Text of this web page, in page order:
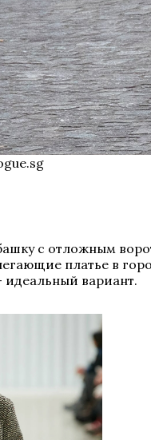
с отложным
платье в
идеальный вариант.